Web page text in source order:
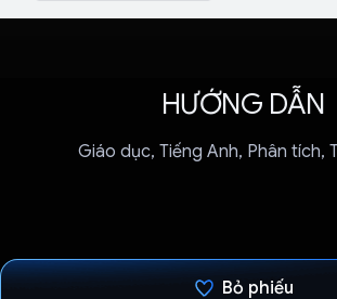
HƯỚNG DẪN
Giáo dục, Tiếng Anh, Phân tích,
Bỏ phiếu